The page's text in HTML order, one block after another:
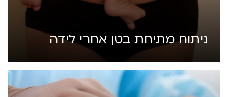
ניתוח מתיחת בטן אחרי לידה